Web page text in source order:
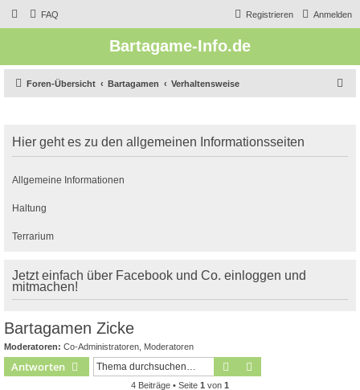
FAQ Anmelden
Registrieren
Bartagame-Info.de
Foren-Übersicht Bartagamen Verhaltensweise
e
Hier geht es zu den allgemeinen Informationsseiten
Allgemeine Informationen
Haltung
Terrarium
Jetzt einfach über Facebook und Co. einloggen und
mitmachen!
Bartagamen Zicke
Moderatoren: Co-Administratoren Moderatoren
Antworten Suche
4 Beiträge • Seite 1 von 1